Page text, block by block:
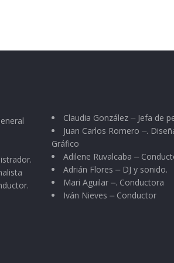
Claudia González ⏤ Jefa de
Juan Carlos Romero ⏤.
Gráfico
Adilene Ruvalcaba ⏤
Adrián Flores ⏤ DJ y sonido.
Mari Aguilar ⏤. Conductora
Iván Nieves ⏤ Conductor